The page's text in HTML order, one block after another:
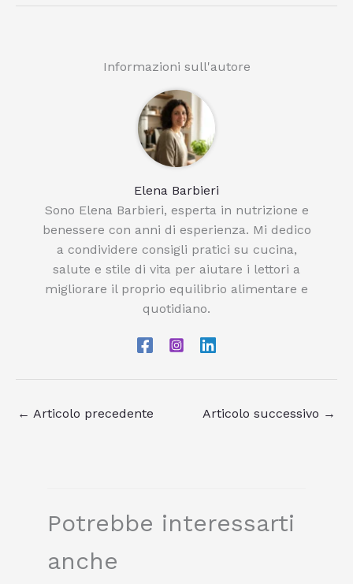
Informazioni sull'autore
Elena Barbieri
Sono Elena Barbieri, esperta in nutrizione e
benessere con anni di esperienza. Mi dedico
a condividere consigli pratici su cucina,
salute e stile di vita per aiutare i lettori a
migliorare il proprio equilibrio alimentare e
quotidiano.
← Articolo precedente Articolo successivo →
Potrebbe interessarti
anche